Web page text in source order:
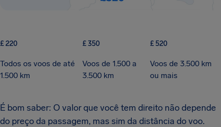
£ 220 £ 350 £ 520
Todos os voos de até
1.500 km
Voos de 1.500 a
3.500 km
Voos de 3.500 km
ou mais
É bom saber: O valor que você tem direito não depende
do preço da passagem, mas sim da distância do voo.